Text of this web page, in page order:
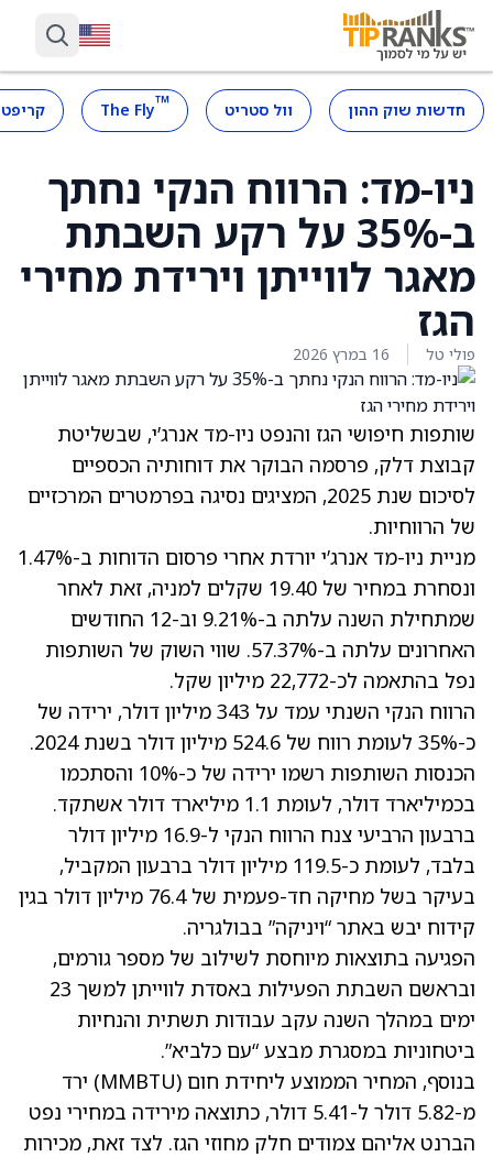
חדשות שוק ההון וול סטריט ™
The Fly
ניו-מד: הרווח הנקי נחתך
ב-35% על רקע השבתת
מאגר לווייתן וירידת מחירי
הגז
פולי טל 16 במרץ 2026
שותפות חיפושי הגז והנפט ניו-מד אנרג’י, שבשליטת
קבוצת דלק, פרסמה הבוקר את דוחותיה הכספיים
לסיכום שנת 2025, המציגים נסיגה בפרמטרים המרכזיים
של הרווחיות.
מניית ניו-מד אנרג’י יורדת אחרי פרסום הדוחות ב-1.47%
ונסחרת במחיר של 19.40 שקלים למניה, זאת לאחר
שמתחילת השנה עלתה ב-9.21% וב-12 החודשים
האחרונים עלתה ב-57.37%. שווי השוק של השותפות
נפל בהתאמה לכ-22,772 מיליון שקל.
הרווח הנקי השנתי עמד על 343 מיליון דולר, ירידה של
כ-35% לעומת רווח של 524.6 מיליון דולר בשנת 2024.
הכנסות השותפות רשמו ירידה של כ-10% והסתכמו
בכמיליארד דולר, לעומת 1.1 מיליארד דולר אשתקד.
ברבעון הרביעי צנח הרווח הנקי ל-16.9 מיליון דולר
בלבד, לעומת כ-119.5 מיליון דולר ברבעון המקביל,
בעיקר בשל מחיקה חד-פעמית של 76.4 מיליון דולר בגין
קידוח יבש באתר “ויניקה” בבולגריה.
הפגיעה בתוצאות מיוחסת לשילוב של מספר גורמים,
ובראשם השבתת הפעילות באסדת לווייתן למשך 23
ימים במהלך השנה עקב עבודות תשתית והנחיות
ביטחוניות במסגרת מבצע “עם כלביא”.
בנוסף, המחיר הממוצע ליחידת חום (MMBTU) ירד
מ-5.82 דולר ל-5.41 דולר, כתוצאה מירידה במחירי נפט
הברנט אליהם צמודים חלק מחוזי הגז. לצד זאת, מכירות